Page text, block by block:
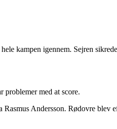
kampen igennem. Sejren
problemer med at score.
Andersson. Rødovre blev